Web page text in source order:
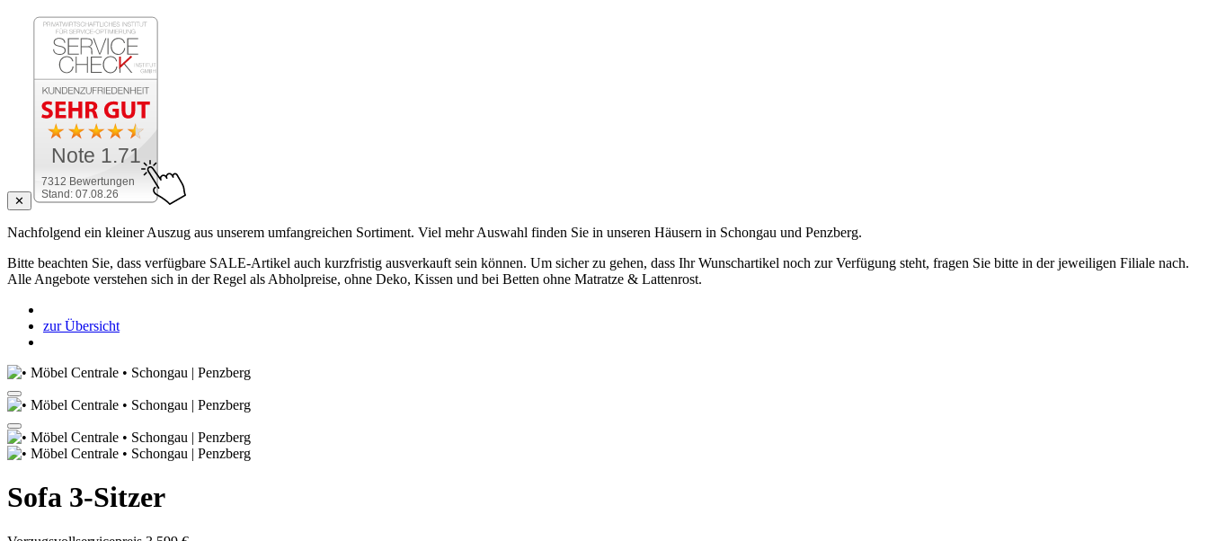
✕
7312 Bewertungen
Stand: 07.08.26
Note 1.71
Nachfolgend ein kleiner Auszug aus unserem umfangreichen Sortiment. Viel mehr Auswahl finden Sie in unseren Häusern in Schongau und Penzberg.
Bitte beachten Sie, dass verfügbare SALE-Artikel auch kurzfristig ausverkauft sein können. Um sicher zu gehen, dass Ihr Wunschartikel noch zur Verfügung steht, fragen Sie bitte in der jeweiligen Filiale nach.
Alle Angebote verstehen sich in der Regel als Abholpreise, ohne Deko, Kissen und bei Betten ohne Matratze & Lattenrost.
zur Übersicht
Sofa 3-Sitzer